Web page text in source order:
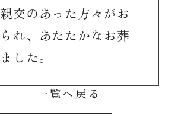
交のあった方々がお
れ、あたたかなお葬
した。
一覧へ戻る